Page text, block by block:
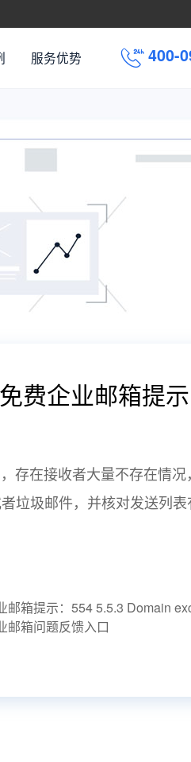
服务优势 400-0
费企业邮箱提
存在接收者大量不存在情
垃圾邮件，并核对发送列表
邮箱提示：554 5.5.3 Domain
邮箱问题反馈入口